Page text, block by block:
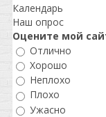
Календарь
Наш опрос
Оцените мой
Отлично
Хорошо
Неплохо
Плохо
Ужасно